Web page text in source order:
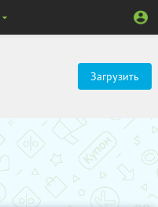
Загрузить